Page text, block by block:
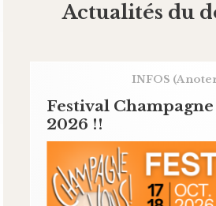
Actualités du
INFOS (A
Festival Champagne
2026 !!